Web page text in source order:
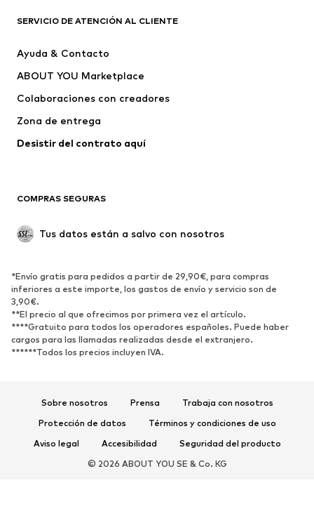
Camisetas
Jeans
Pantalones
Ropa interior
Jerséis y cárdigans
Trajes y chaquetas
Ropa de baño
Nuevo
Tendencia
Zapatos bajos
Zapatos deportivos
Zapatos abiertos
DEPORTE
Ropa deportiva
Disciplinas deportivas
Complementos deportivos
COMPLEMENTOS
SERVICIO DE ATENCIÓN AL CLIENTE
Ayuda & Contacto
ABOUT YOU Marketplace
Colaboraciones con creadores
Zona de entrega
Desistir del contrato aquí
COMPRAS SEGURAS
Tus datos están a salvo con nosotros
*Envío gratis para pedidos a partir de 29,90€, para compras
inferiores a este importe, los gastos de envío y servicio son de
3,90€.
**El precio al que ofrecimos por primera vez el artículo.
****Gratuito para todos los operadores españoles. Puede haber
cargos para las llamadas realizadas desde el extranjero.
******Todos los precios incluyen IVA.
Sobre nosotros Prensa
Trabaja con nosotros
Protección de datos
Términos y condiciones de uso
Aviso legal
Accesibilidad
Seguridad del producto
© 2026 ABOUT YOU SE & Co. KG